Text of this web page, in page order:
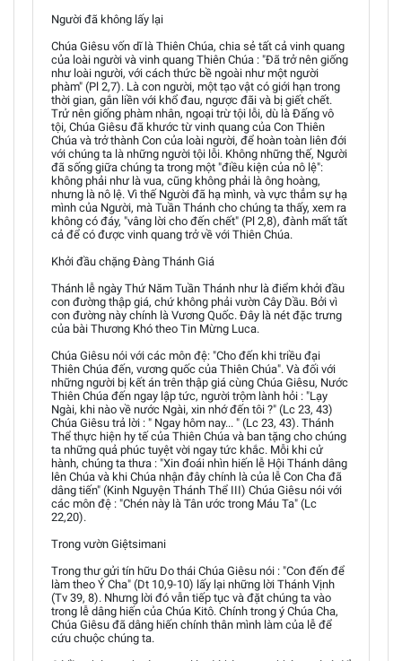
Người đã không lấy lại
Chúa Giêsu vốn dĩ là Thiên Chúa, chia sẻ tất cả vinh quang
của loài người và vinh quang Thiên Chúa : "Đã trở nên giống
như loài người, với cách thức bề ngoài như một người
phàm" (Pl 2,7). Là con người, một tạo vật có giới hạn trong
thời gian, gắn liền với khổ đau, ngược đãi và bị giết chết.
Trử nên giống phàm nhân, ngoại trừ tội lỗi, dù là Đấng vô
tội, Chúa Giêsu đã khước từ vinh quang của Con Thiên
Chúa và trở thành Con của loài người, để hoàn toàn liên đới
với chúng ta là những người tội lỗi. Không những thế, Người
đã sống giữa chúng ta trong một "điều kiện của nô lệ":
không phải như là vua, cũng không phải là ông hoàng,
nhưng là nô lệ. Vì thế Người đã hạ mình, và vực thẳm sự hạ
mình của Người, mà Tuần Thánh cho chúng ta thấy, xem ra
không có đáy, "vâng lời cho đến chết" (Pl 2,8), đành mất tất
cả để có được vinh quang trở về với Thiên Chúa.
Khởi đầu chặng Đàng Thánh Giá
Thánh lễ ngày Thứ Năm Tuần Thánh như là điểm khởi đầu
con đường thập giá, chứ không phải vườn Cây Dầu. Bởi vì
con đường này chính là Vương Quốc. Đây là nét đặc trưng
của bài Thương Khó theo Tin Mừng Luca.
Chúa Giêsu nói với các môn đệ: "Cho đến khi triều đại
Thiên Chúa đến, vương quốc của Thiên Chúa". Và đối với
những người bị kết án trên thập giá cùng Chúa Giêsu, Nước
Thiên Chúa đến ngay lập tức, người trộm lành hỏi : "Lạy
Ngài, khi nào về nước Ngài, xin nhớ đến tôi ?" (Lc 23, 43)
Chúa Giêsu trả lời : " Ngay hôm nay... " (Lc 23, 43). Thánh
Thể thực hiện hy tế của Thiên Chúa và ban tặng cho chúng
ta những quả phúc tuyệt vời ngay tức khắc. Mỗi khi cử
hành, chúng ta thưa : "Xin đoái nhìn hiến lễ Hội Thánh dâng
lên Chúa và khi Chúa nhận đây chính là của lễ Con Cha đã
dâng tiến" (Kinh Nguyện Thánh Thể III) Chúa Giêsu nói với
các môn đệ : "Chén này là Tân ước trong Máu Ta" (Lc
22,20).
Trong vườn Giệtsimani
Trong thư gửi tín hữu Do thái Chúa Giêsu nói : "Con đến để
làm theo Ý Cha" (Dt 10,9-10) lấy lại những lời Thánh Vịnh
(Tv 39, 8). Nhưng lời đó vẫn tiếp tục và đặt chúng ta vào
trong lễ dâng hiến của Chúa Kitô. Chính trong ý Chúa Cha,
Chúa Giêsu đã dâng hiến chính thân mình làm của lễ để
cứu chuộc chúng ta.